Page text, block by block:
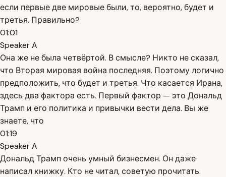
если первые две мировые были, то, вероятно, будет и
третья. Правильно?
01:01
Speaker A
Она же не была четвёртой. В смысле? Никто не сказал,
что Вторая мировая война последняя. Поэтому логично
предположить, что будет и третья. Что касается Ирана,
здесь два фактора есть. Первый фактор — это Дональд
Трамп и его политика и привычки вести дела. Вы же
знаете, что
01:19
Speaker A
Дональд Трамп очень умный бизнесмен. Он даже
написал книжку. Кто не читал, советую прочитать.